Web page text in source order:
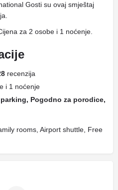
Gosti su ovaj smještaj
za 2 osobe i 1 noćenje.
recenzija
i 1 noćenje
Pogodno za porodice,
rooms, Airport shuttle, Free